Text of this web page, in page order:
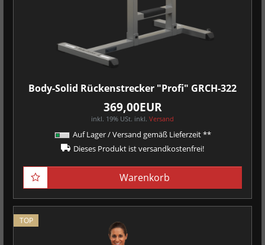
Body-Solid Rückenstrecker "Profi" GRCH-322
369,00EUR
inkl. 19% USt. inkl. Versand
Auf Lager / Versand gemäß Lieferzeit **
Dieses Produkt ist versandkostenfrei!
Warenkorb
TOP